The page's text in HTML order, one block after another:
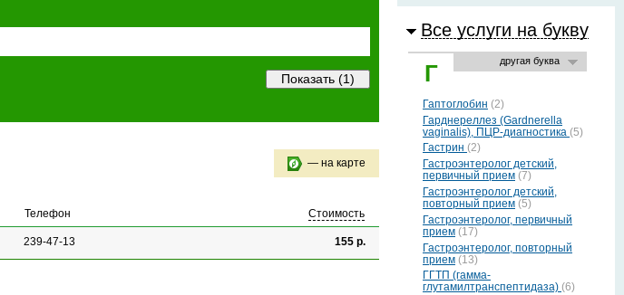
Все услуги на букву
другая буква
Г
Гаптоглобин (2)
Гарднереллез (Gardnerella
vaginalis), ПЦР-диагностика (5)
Гастрин (2)
Гастроэнтеролог детский,
первичный прием (7)
Гастроэнтеролог детский,
повторный прием (5)
Гастроэнтеролог, первичный
прием (17)
Гастроэнтеролог, повторный
прием (13)
ГГТП (гамма-
глутамилтранспептидаза) (6)
— на карте
Телефон Стоимость
239-47-13 155 р.